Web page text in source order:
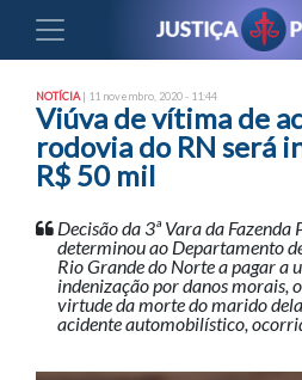
NOTÍCIA | 11 novembro, 2020 - 11:44
Viúva de vítima de
rodovia do RN será
R$ 50 mil
Decisão da 3ª Vara da Fazenda
determinou ao Departamento
Rio Grande do Norte a pagar a
indenização por danos morais,
virtude da morte do marido
acidente automobilístico,